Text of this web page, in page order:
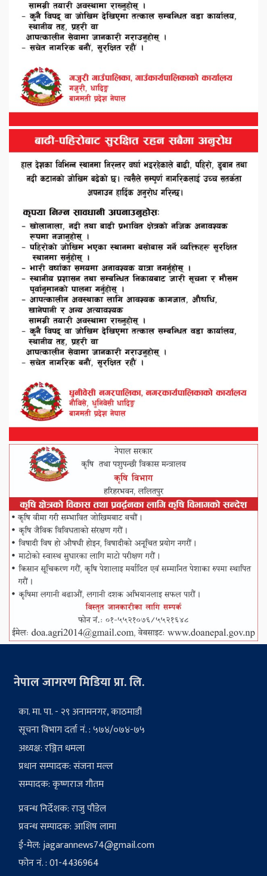
नेपाल जागरण मिडिया प्रा. लि.
का. मा. पा. - २९ अनामनगर, काठमाडौं
सूचना विभाग दर्ता नं. : ५७४/०७४-७५
अध्यक्ष: रञ्जित धमला
प्रधान सम्पादक: संजना मल्ल
सम्पादक: कृष्णराज गौतम
प्रवन्ध निर्देशक: राजु पौडेल
प्रवन्ध सम्पादक: आशिष लामा
ई-मेल: jagarannews74@gmail.com
फोन नं. : 01-4436964